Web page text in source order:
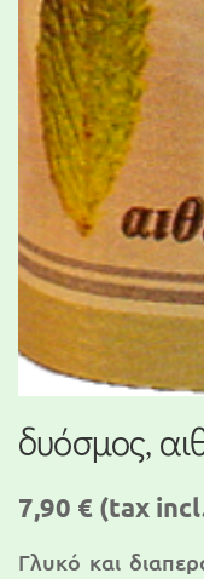
δυόσμος,
7,90 € (tax
Γλυκό και